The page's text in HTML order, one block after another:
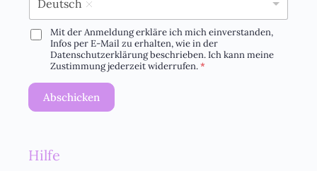
*
Deutsch
D
E
Mit der Anmeldung erkläre ich mich einverstanden,
Infos per E-Mail zu erhalten, wie in der
Datenschutzerklärung beschrieben. Ich kann meine
Zustimmung jederzeit widerrufen.*
Abschicken
Hilfe